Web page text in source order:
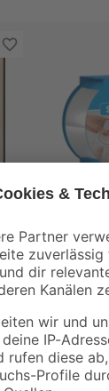
Selit
50 m
6,99
0,14 € /